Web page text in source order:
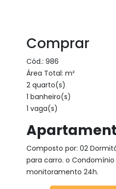
Comprar
Cód.: 986
Área Total: m²
2 quarto(s)
1 banheiro(s)
1 vaga(s)
Composto por: 02
para carro. o
monitoramento 24h.